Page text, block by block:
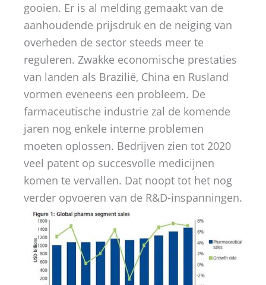
gooien. Er is al melding gemaakt van de
aanhoudende prijsdruk en de neiging van
overheden de sector steeds meer te
reguleren. Zwakke economische prestaties
van landen als Brazilië, China en Rusland
vormen eveneens een probleem. De
farmaceutische industrie zal de komende
jaren nog enkele interne problemen
moeten oplossen. Bedrijven zien tot 2020
veel patent op succesvolle medicijnen
komen te vervallen. Dat noopt tot het nog
verder opvoeren van de R&D-inspanningen.